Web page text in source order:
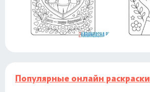
Популярные онлайн раскраски